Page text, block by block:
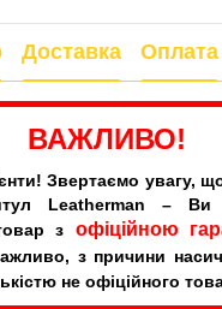
Доставка Оплата
ВАЖЛИВО!
Звертаємо увагу,
Leatherman – Ви
з офіційною
з причини
не офіційного